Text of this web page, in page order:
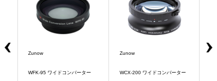
Zunow
WFK-95 ワイドコンバーター
Zunow
WCX-200 ワイドコンバーター